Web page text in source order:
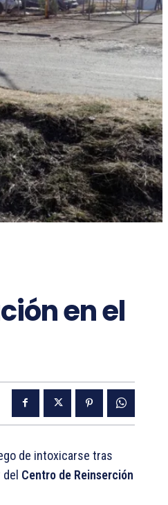
en el
de intoxicarse tras
del Centro de Reinserción